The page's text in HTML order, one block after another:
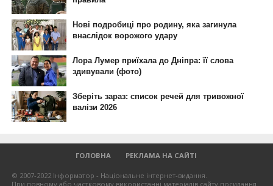
ГОЛОВНА РЕКЛАМА НА САЙТІ
© 2007-2022 Інформатор - Національне інтернет-видання.
При повному або частковому використанні матеріалів сайту посилання